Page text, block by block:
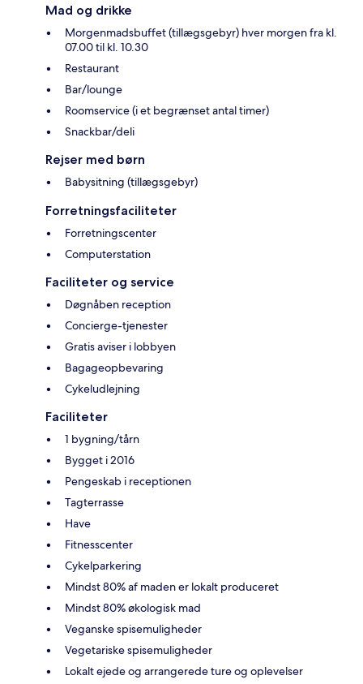
Mad og drikke
Morgenmadsbuffet (tillægsgebyr) hver morgen fra kl.
07.00 til kl. 10.30
Restaurant
Bar/lounge
Roomservice (i et begrænset antal timer)
Snackbar/deli
Rejser med børn
Babysitning (tillægsgebyr)
Forretningsfaciliteter
Forretningscenter
Computerstation
Faciliteter og service
Døgnåben reception
Concierge-tjenester
Gratis aviser i lobbyen
Bagageopbevaring
Cykeludlejning
Faciliteter
1 bygning/tårn
Bygget i 2016
Pengeskab i receptionen
Tagterrasse
Have
Fitnesscenter
Cykelparkering
Mindst 80% af maden er lokalt produceret
Mindst 80% økologisk mad
Veganske spisemuligheder
Vegetariske spisemuligheder
Lokalt ejede og arrangerede ture og oplevelser